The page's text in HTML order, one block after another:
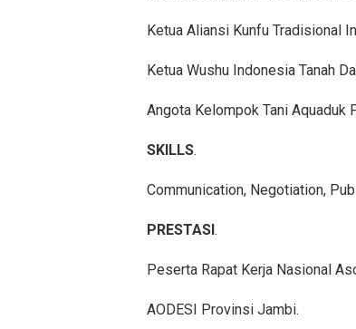
Ketua Aliansi Kunfu Tradisional
Ketua Wushu Indonesia Tanah
Angota Kelompok Tani Aquaduk
SKILLS.
Communication, Negotiation,
PRESTASI.
Peserta Rapat Kerja Nasional
AODESI Provinsi Jambi.